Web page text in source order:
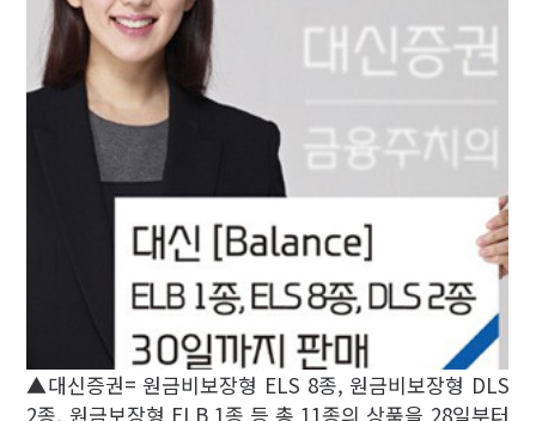
▲대신증권= 원금비보장형 ELS 8종, 원금비보장형 DLS
2종, 원금보장형 ELB 1종 등 총 11종의 상품을 28일부터